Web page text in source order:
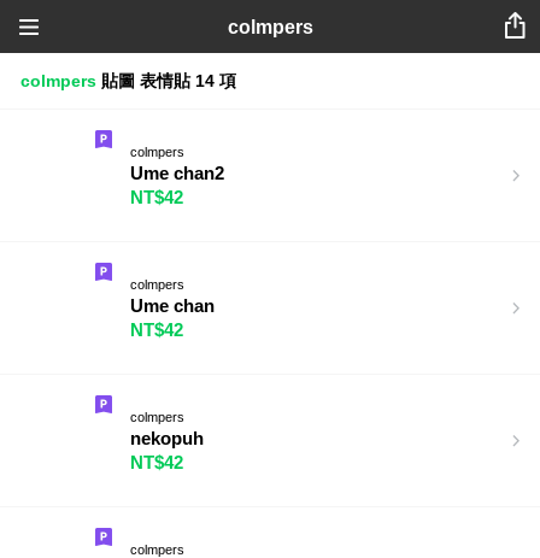
colmpers
colmpers 貼圖 表情貼 14 項
colmpers
Ume chan2
NT$42
colmpers
Ume chan
NT$42
colmpers
nekopuh
NT$42
colmpers